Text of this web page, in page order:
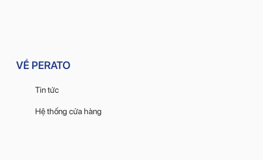
VỀ PERATO
Tin tức
Hệ thống cửa hàng